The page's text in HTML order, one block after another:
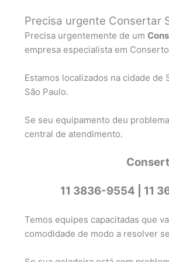
Precisa urgente Consertar
Precisa urgentemente de um
empresa especialista em
Estamos localizados na cidade
São Paulo.
Se seu equipamento deu
central de atendimento.
11 3836-9554 | 11
Temos equipes capacitadas que
comodidade de modo a resolver